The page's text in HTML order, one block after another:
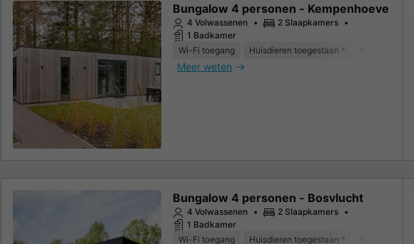
Bungalow 4 personen - Kempenhoeve
4 Volwassenen
2 Slaapkamers
1 Badkamer
Wi-Fi toegang
Huisdieren toegestaan *
Meer weten
Bungalow 4 personen - Bosvlucht
4 Volwassenen
2 Slaapkamers
1 Badkamer
Wi-Fi toegang
Huisdieren toegestaan *